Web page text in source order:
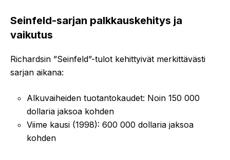
Seinfeld-sarjan palkkauskehitys ja
vaikutus
Richardsin ”Seinfeld”-tulot kehittyivät merkittävästi
sarjan aikana:
Alkuvaiheiden tuotantokaudet: Noin 150 000
dollaria jaksoa kohden
Viime kausi (1998): 600 000 dollaria jaksoa
kohden